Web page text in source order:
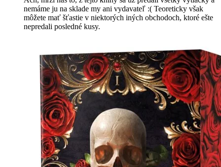
nemáme ju na sklade my ani vydavateľ :( Teoreticky však
môžete mať šťastie v niektorých iných obchodoch, ktoré ešte
nepredali posledné kusy.